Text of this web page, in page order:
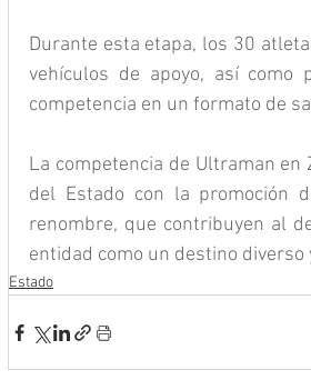
Durante esta etapa, los 30
vehículos de apoyo, así como
competencia en un formato de
La competencia de Ultraman
del Estado con la promoción
renombre, que contribuyen al
entidad como un destino diverso
Estado